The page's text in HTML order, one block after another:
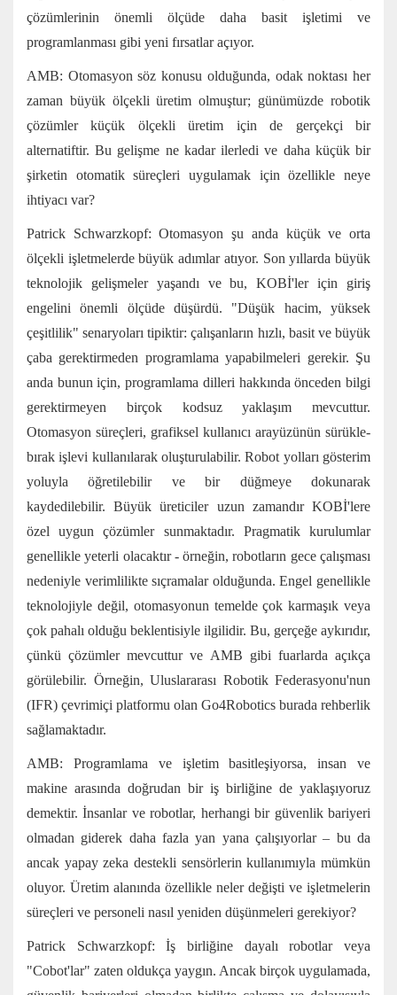
çözümlerinin önemli ölçüde daha basit işletimi ve
programlanması gibi yeni fırsatlar açıyor.
AMB: Otomasyon söz konusu olduğunda, odak noktası her
zaman büyük ölçekli üretim olmuştur; günümüzde robotik
çözümler küçük ölçekli üretim için de gerçekçi bir
alternatiftir. Bu gelişme ne kadar ilerledi ve daha küçük bir
şirketin otomatik süreçleri uygulamak için özellikle neye
ihtiyacı var?
Patrick Schwarzkopf: Otomasyon şu anda küçük ve orta
ölçekli işletmelerde büyük adımlar atıyor. Son yıllarda büyük
teknolojik gelişmeler yaşandı ve bu, KOBİ'ler için giriş
engelini önemli ölçüde düşürdü. "Düşük hacim, yüksek
çeşitlilik" senaryoları tipiktir: çalışanların hızlı, basit ve büyük
çaba gerektirmeden programlama yapabilmeleri gerekir. Şu
anda bunun için, programlama dilleri hakkında önceden bilgi
gerektirmeyen birçok kodsuz yaklaşım mevcuttur.
Otomasyon süreçleri, grafiksel kullanıcı arayüzünün sürükle-
bırak işlevi kullanılarak oluşturulabilir. Robot yolları gösterim
yoluyla öğretilebilir ve bir düğmeye dokunarak
kaydedilebilir. Büyük üreticiler uzun zamandır KOBİ'lere
özel uygun çözümler sunmaktadır. Pragmatik kurulumlar
genellikle yeterli olacaktır - örneğin, robotların gece çalışması
nedeniyle verimlilikte sıçramalar olduğunda. Engel genellikle
teknolojiyle değil, otomasyonun temelde çok karmaşık veya
çok pahalı olduğu beklentisiyle ilgilidir. Bu, gerçeğe aykırıdır,
çünkü çözümler mevcuttur ve AMB gibi fuarlarda açıkça
görülebilir. Örneğin, Uluslararası Robotik Federasyonu'nun
(IFR) çevrimiçi platformu olan Go4Robotics burada rehberlik
sağlamaktadır.
AMB: Programlama ve işletim basitleşiyorsa, insan ve
makine arasında doğrudan bir iş birliğine de yaklaşıyoruz
demektir. İnsanlar ve robotlar, herhangi bir güvenlik bariyeri
olmadan giderek daha fazla yan yana çalışıyorlar – bu da
ancak yapay zeka destekli sensörlerin kullanımıyla mümkün
oluyor. Üretim alanında özellikle neler değişti ve işletmelerin
süreçleri ve personeli nasıl yeniden düşünmeleri gerekiyor?
Patrick Schwarzkopf: İş birliğine dayalı robotlar veya
"Cobot'lar" zaten oldukça yaygın. Ancak birçok uygulamada,